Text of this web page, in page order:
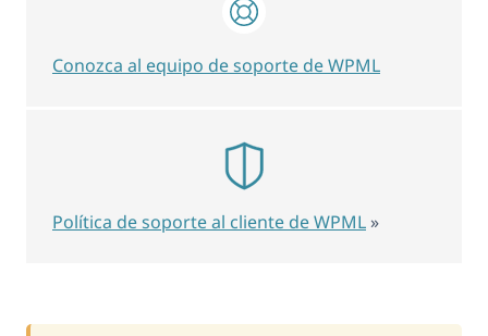
Conozca al equipo de soporte de WPML
Política de soporte al cliente de WPML »